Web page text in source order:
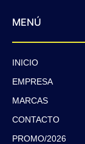
MENÚ
INICIO
EMPRESA
MARCAS
CONTACTO
PROMO/2026